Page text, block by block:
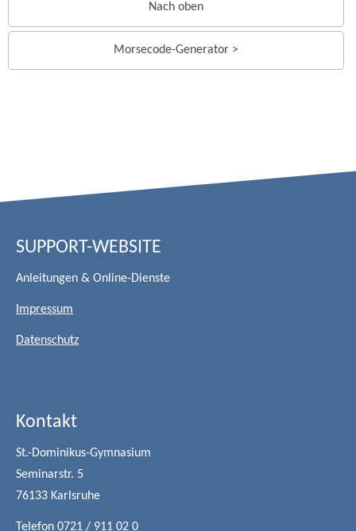
Nach oben
Morsecode-Generator >
SUPPORT-WEBSITE
Anleitungen & Online-Dienste
Impressum
Datenschutz
Kontakt
St.-Dominikus-Gymnasium
Seminarstr. 5
76133 Karlsruhe
Telefon 0721 / 911 02 0